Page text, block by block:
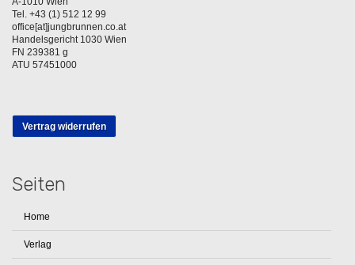
Tel. +43 (1) 512 12 99
office[at]jungbrunnen.co.at
Handelsgericht 1030 Wien
FN 239381 g
ATU 57451000
Vertrag widerrufen
Seiten
Home
Verlag